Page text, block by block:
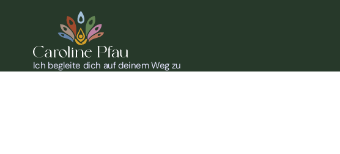
Ich begleite dich auf deinem Weg zu